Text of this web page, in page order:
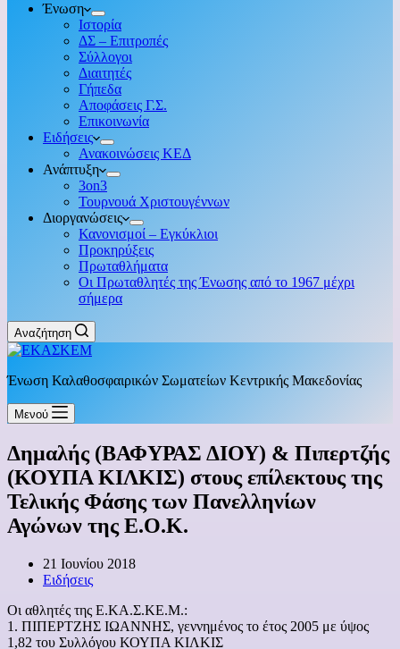
Ένωση
Ιστορία
ΔΣ – Επιτροπές
Σύλλογοι
Διαιτητές
Γήπεδα
Αποφάσεις Γ.Σ.
Επικοινωνία
Ειδήσεις
Ανακοινώσεις ΚΕΔ
Ανάπτυξη
3on3
Τουρνουά Χριστουγέννων
Διοργανώσεις
Κανονισμοί – Εγκύκλιοι
Προκηρύξεις
Πρωταθλήματα
Οι Πρωταθλητές της Ένωσης από το 1967 μέχρι
σήμερα
Αναζήτηση
Ένωση Καλαθοσφαιρικών Σωματείων Κεντρικής Μακεδονίας
Μενού
Δημαλής (ΒΑΦΥΡΑΣ ΔΙΟΥ) & Πιπερτζής
(ΚΟΥΠΑ ΚΙΛΚΙΣ) στους επίλεκτους της
Τελικής Φάσης των Πανελληνίων
Αγώνων της Ε.Ο.Κ.
21 Ιουνίου 2018
Ειδήσεις
Οι αθλητές της Ε.ΚΑ.Σ.ΚΕ.Μ.:
1. ΠΙΠΕΡΤΖΗΣ ΙΩΑΝΝΗΣ, γεννημένος το έτος 2005 με ύψος
1,82 του Συλλόγου ΚΟΥΠΑ ΚΙΛΚΙΣ